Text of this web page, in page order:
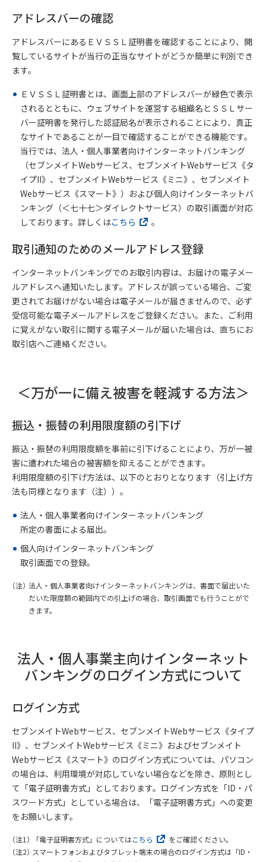
アドレスバーの確認
アドレスバーにあるＥＶＳＳＬ証明書を確認することにより、閲
覧しているサイトが当行の正当なサイトがどうか簡単に判別でき
ます。
ＥＶＳＳＬ証明書とは、画面上部のアドレスバーが緑色で表示
されるとともに、ウェブサイトを運営する組織名とＳＳＬサー
バー証明書を発行した認証局名が表示されることにより、真正
なサイトであることが一目で確認することができる機能です。
当行では、法人・個人事業者向けインターネットバンキング
（セブンメイトWebサービス、セブンメイトWebサービス《タ
イプII》、セブンメイトWebサービス《ミニ》、セブンメイト
Webサービス《スマート》）および個人向けインターネットバ
ンキング（＜七十七＞ダイレクトサービス）の取引画面が対応
しております。詳しくはこちら 。
取引通知のためのメールアドレス登録
インターネットバンキングでのお取引内容は、お届けの電子メー
ルアドレスへ通知いたします。アドレスが誤っている場合、ご変
更されてお届けがない場合は電子メールが届きませんので、必ず
受信可能な電子メールアドレスをご登録ください。また、ご利用
に覚えがない取引に関する電子メールが届いた場合は、直ちにお
取引店へご連絡ください。
＜万が一に備え被害を軽減する方法＞
振込・振替の利用限度額の引下げ
振込・振替の利用限度額を事前に引下げることにより、万が一被
害に遭われた場合の被害額を抑えることができます。
利用限度額の引下げ方法は、以下のとおりとなります（引上げ方
法も同様となります（注））。
法人・個人事業者向けインターネットバンキング
所定の書面による届出。
個人向けインターネットバンキング
取引画面での登録。
法人・個人事業者向けインターネットバンキングは、書面で届出いた
だいた限度額の範囲内での引上げの場合、取引画面でも行うことがで
きます。
法人・個人事業主向けインターネット
バンキングのログイン方式について
ログイン方式
セブンメイトWebサービス、セブンメイトWebサービス《タイプ
II》、セブンメイトWebサービス《ミニ》およびセブンメイト
Webサービス《スマート》のログイン方式については、パソコン
の場合は、利用環境が対応していない場合などを除き、原則とし
て「電子証明書方式」としております。ログイン方式を「ID・パ
スワード方式」としている場合は、「電子証明書方式」への変更
をお願いします。
「電子証明書方式」についてはこちら
をご確認ください。
スマートフォンおよびタブレット端末の場合のログイン方式は「ID・